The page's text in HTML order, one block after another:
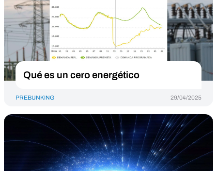
Qué es un cero energético
PREBUNKING 29/04/2025